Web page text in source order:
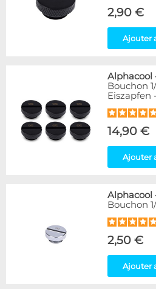
Carré
Coudé 30°
5
Disponibilité / Promotions
Articles en stock
Articles en promotions
2,90 €
Ajouter
Alphacool
Bouchon
Eiszapfen
14,90 €
Ajouter
Alphacool
Bouchon
2,50 €
Ajouter